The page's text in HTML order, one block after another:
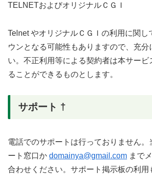
TELNETおよびオリジナルＣＧＩ
Telnet やオリジナルＣＧＩの利用に関し
ウンとなる可能性もありますので、充分
い。不正利用等による契約者は本サービ
ることができるものとします。
サポート †
電話でのサポートは行っておりません。
ート窓口か domainya@gmail.com まで
合わせください。サポート掲示板の利用